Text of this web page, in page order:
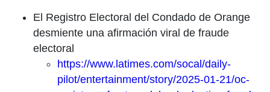
El Registro Electoral del Condado de Orange
desmiente una afirmación viral de fraude
electoral
https://www.latimes.com/socal/daily-
pilot/entertainment/story/2025-01-21/oc-